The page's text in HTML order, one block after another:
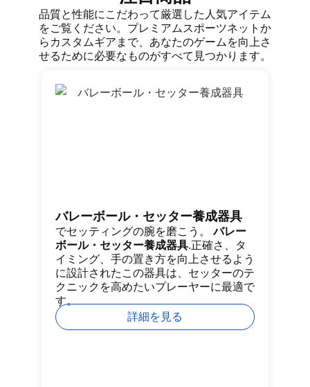
品質と性能にこだわって厳選した人気アイテム
をご覧ください。プレミアムスポーツネットか
らカスタムギアまで、あなたのゲームを向上さ
せるために必要なものがすべて見つかります。
バレーボール・セッター養成器具
でセッティングの腕を磨こう。バレー
ボール・セッター養成器具.正確さ、タ
イミング、手の置き方を向上させるよう
に設計されたこの器具は、セッターのテ
クニックを高めたいプレーヤーに最適で
す。
詳細を見る